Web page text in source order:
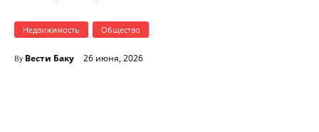
Недвижимость Общество
By Вести Баку 26 июня, 2026